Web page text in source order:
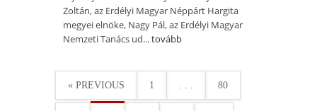
Zoltán, az Erdélyi Magyar Néppárt Hargita
megyei elnöke, Nagy Pál, az Erdélyi Magyar
Nemzeti Tanács ud...tovább
« PREVIOUS 1 . . . 80